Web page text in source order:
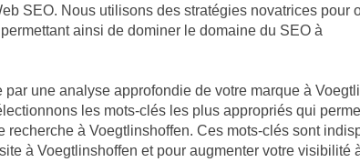
SEO. Nous utilisons des stratégies novatrices pour
ainsi de dominer le domaine du SEO à
une analyse approfondie de votre marque à
les mots-clés les plus appropriés qui
à Voegtlinshoffen. Ces mots-clés sont
à Voegtlinshoffen et pour augmenter votre visibilité